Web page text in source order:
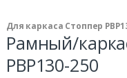
Для каркаса Стоппер
Рамный/
PBP130-250